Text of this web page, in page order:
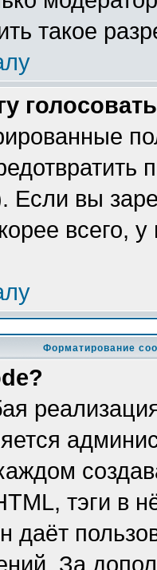
такое
Если вы
всего,
Форматирование
тэги в
даёт
За